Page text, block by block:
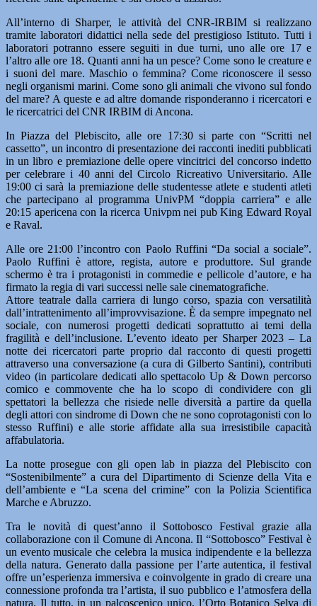
All’interno di Sharper, le attività del CNR-IRBIM si realizzano
tramite laboratori didattici nella sede del prestigioso Istituto. Tutti i
laboratori potranno essere seguiti in due turni, uno alle ore 17 e
l’altro alle ore 18. Quanti anni ha un pesce? Come sono le creature e
i suoni del mare. Maschio o femmina? Come riconoscere il sesso
negli organismi marini. Come sono gli animali che vivono sul fondo
del mare? A queste e ad altre domande risponderanno i ricercatori e
le ricercatrici del CNR IRBIM di Ancona.
In Piazza del Plebiscito, alle ore 17:30 si parte con “Scritti nel
cassetto”, un incontro di presentazione dei racconti inediti pubblicati
in un libro e premiazione delle opere vincitrici del concorso indetto
per celebrare i 40 anni del Circolo Ricreativo Universitario. Alle
19:00 ci sarà la premiazione delle studentesse atlete e studenti atleti
che partecipano al programma UnivPM “doppia carriera” e alle
20:15 apericena con la ricerca Univpm nei pub King Edward Royal
e Raval.
Alle ore 21:00 l’incontro con Paolo Ruffini “Da social a sociale”.
Paolo Ruffini è attore, regista, autore e produttore. Sul grande
schermo è tra i protagonisti in commedie e pellicole d’autore, e ha
firmato la regia di vari successi nelle sale cinematografiche.
Attore teatrale dalla carriera di lungo corso, spazia con versatilità
dall’intrattenimento all’improvvisazione. È da sempre impegnato nel
sociale, con numerosi progetti dedicati soprattutto ai temi della
fragilità e dell’inclusione. L’evento ideato per Sharper 2023 – La
notte dei ricercatori parte proprio dal racconto di questi progetti
attraverso una conversazione (a cura di Gilberto Santini), contributi
video (in particolare dedicati allo spettacolo Up & Down percorso
comico e commovente che ha lo scopo di condividere con gli
spettatori la bellezza che risiede nelle diversità a partire da quella
degli attori con sindrome di Down che ne sono coprotagonisti con lo
stesso Ruffini) e alle storie affidate alla sua irresistibile capacità
affabulatoria.
La notte prosegue con gli open lab in piazza del Plebiscito con
“Sostenibilmente” a cura del Dipartimento di Scienze della Vita e
dell’ambiente e “La scena del crimine” con la Polizia Scientifica
Marche e Abruzzo.
Tra le novità di quest’anno il Sottobosco Festival grazie alla
collaborazione con il Comune di Ancona. Il “Sottobosco” Festival è
un evento musicale che celebra la musica indipendente e la bellezza
della natura. Generato dalla passione per l’arte autentica, il festival
offre un’esperienza immersiva e coinvolgente in grado di creare una
connessione profonda tra l’artista, il suo pubblico e l’atmosfera della
natura. Il tutto, in un palcoscenico unico, l’Orto Botanico Selva di